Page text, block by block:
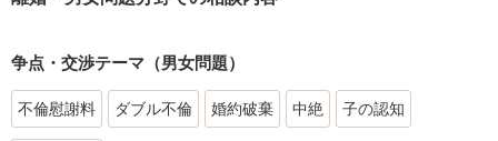
争点・交渉テーマ（男女問題）
不倫慰謝料 ダブル不倫 婚約破棄 中絶 子の認知